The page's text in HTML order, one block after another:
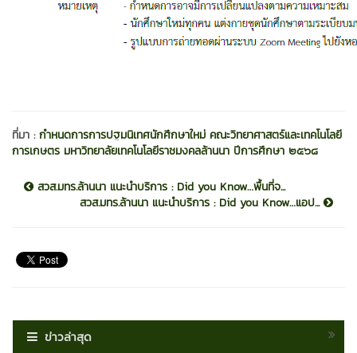
ที่มา :กำหนดการการปฐมนิเทศนักศึกษาใหม่ คณะวิทยาศาสตร์และเทคโนโลยี
การเกษตร มหาวิทยาลัยเทคโนโลยีราชมงคลล้านนา ปีการศึกษา ๒๕๖๘
สวส.มทร.ล้านนา แนะนำบริการ : Did you Know…พื้นที่จ...
สวส.มทร.ล้านนา แนะนำบริการ : Did you Know…แอป...
ข่าวล่าสุด